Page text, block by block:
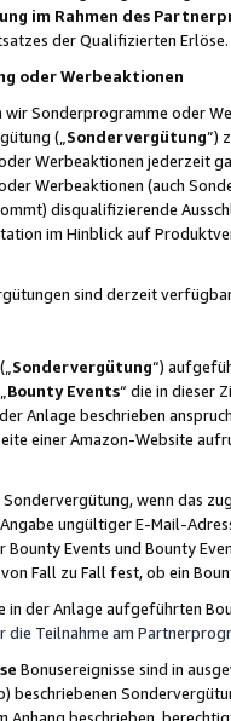
im Rahmen des
der Qualifizierten Erlöse.
oder Werbeaktionen
wir Sonderprogramme oder
(„ Sondervergütung”)
Werbeaktionen jederzeit
Werbeaktionen (auch
disqualifizierende
im Hinblick auf
sind derzeit
(„ Sondervergütung“)
Bounty Events“ die in dieser
Anlage beschrieben
einer Amazon-Website
wenn das
ungültiger E-Mail-
Bounty Events und Bounty
Fall zu Fall fest, ob ein
in der Anlage aufgeführten
die Teilnahme am
Bonusereignisse sind in
beschriebenen
Anhang beschrieben,